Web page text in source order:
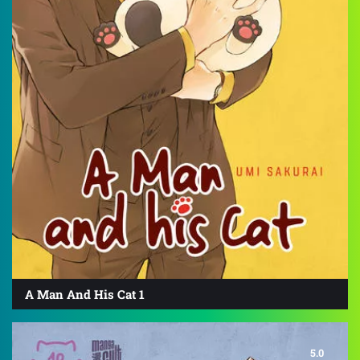
A Man And His Cat 1
5.0